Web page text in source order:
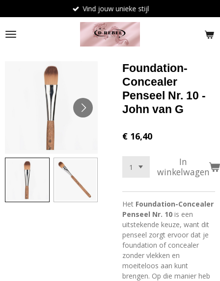
direct
naar
de
Vind jouw unieke stijl
Foundation-
Concealer
Penseel Nr. 10 -
John van G
€ 16,40
In
winkelwagen
Het Foundation-Concealer
Penseel Nr. 10 is een
uitstekende keuze, want dit
penseel zorgt ervoor dat je
foundation of concealer
zonder vlekken en
moeiteloos aan kunt
brengen. Op die manier heb